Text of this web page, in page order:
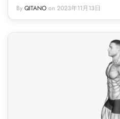
By QITANO on 2023年11月13日